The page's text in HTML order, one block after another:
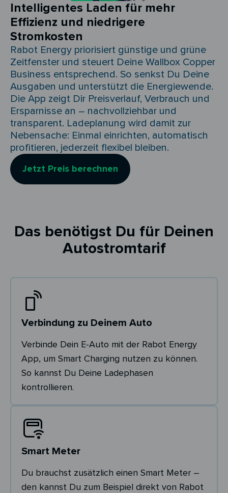
Intelligentes Laden für mehr
Effizienz und niedrigere
Stromkosten
Rabot Energy priorisiert günstige und grüne
Zeitfenster und steuert Deine Wallbox Copper
Business entsprechend. So senkst Du Deine
Ausgaben und unterstützt die Energiewende.
Die App zeigt Dir Preisverlauf, Verbrauch und
Ersparnisse an – nachvollziehbar und
transparent. Ladeplanung wird damit zur
Nebensache: Einmal einrichten, automatisch
profitieren, jederzeit flexibel bleiben.
Jetzt Preis berechnen
Das benötigst Du für Deinen
Autostromtarif
Verbindung zu Deinem Auto
Verbinde Dein E-Auto mit der Rabot Energy
App, um Smart Charging nutzen zu können.
So kannst Du Deine Ladephasen
kontrollieren.
Smart Meter
Du brauchst zusätzlich einen Smart Meter –
den kannst Du zum Beispiel direkt von Rabot